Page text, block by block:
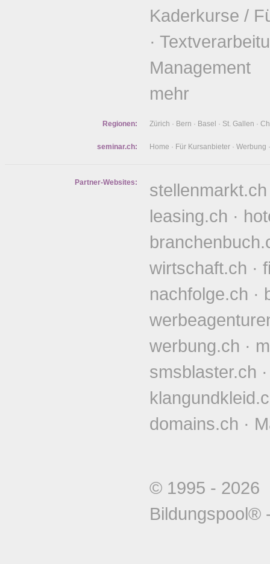
Kaderkurse /
·
Management
mehr
Regionen: Zürich · Bern · Basel · St. Gallen ·
seminar.ch: Home · Für Kursanbieter · Werbung
Partner-Websites: stellenmarkt.ch
leasing.ch ·
wirtschaft.ch ·
nachfolge.ch ·
werbung.ch ·
smsblaster.ch
domains.ch ·
© 1995 -
Bildungspool®